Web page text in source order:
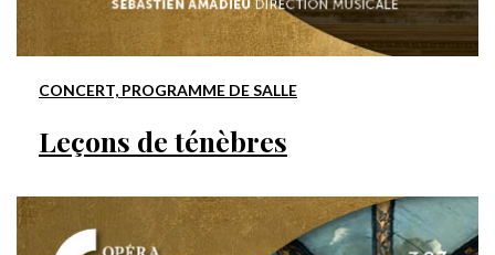
Leçons de ténèbres
CONCERT, PROGRAMME DE SALLE